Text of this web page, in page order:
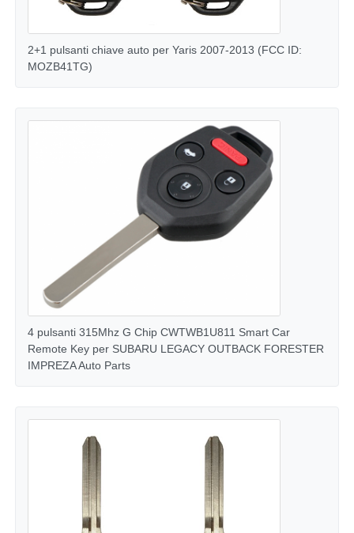
Chi siamo
Tutti i casi
Chiavi automatiche
Chiavetta per auto
Fresa ad angolo singolo
2+1 pulsanti chiave auto per Yaris 2007-2013 (FCC ID:
MOZB41TG)
4 pulsanti 315Mhz G Chip CWTWB1U811 Smart Car
Remote Key per SUBARU LEGACY OUTBACK FORESTER
IMPREZA Auto Parts